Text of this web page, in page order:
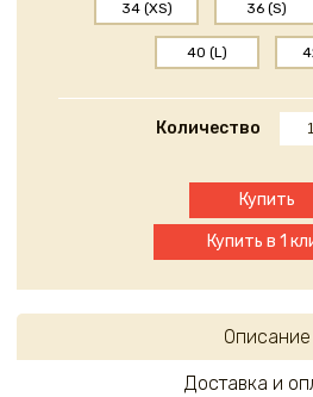
34 (XS) 36 (S)
40 (L)
Количество
Купить
Купить в 1
Описание
Доставка и